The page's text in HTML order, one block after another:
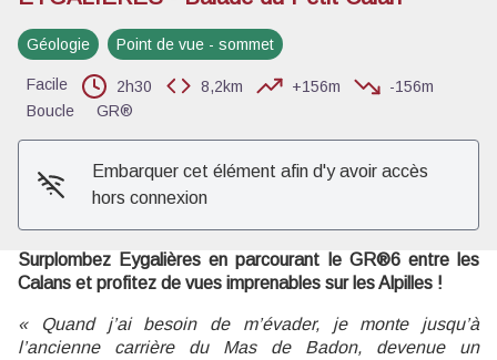
Voir l'image en plein écran
Géologie Point de vue - sommet
Facile 2h30 8,2km +156m
-156m
Boucle
GR®
Embarquer cet élément afin d'y avoir accès
hors connexion
Surplombez Eygalières en parcourant le GR®6 entre les
Calans et profitez de vues imprenables sur les Alpilles !
« Quand j’ai besoin de m’évader, je monte jusqu’à
l’ancienne carrière du Mas de Badon, devenue un